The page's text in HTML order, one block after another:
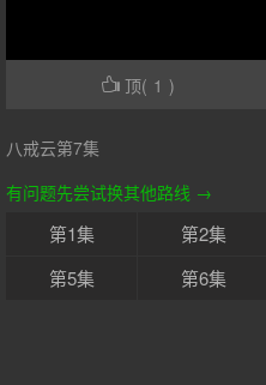
顶( 1 )
八戒云第7集
有问题先尝试换其他路线 →
第1集 第2集
第5集
第6集